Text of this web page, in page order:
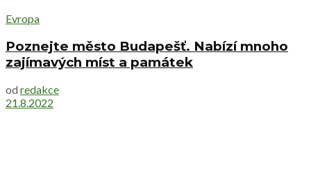
Evropa
Poznejte město Budapešť. Nabízí mnoho
zajímavých míst a památek
od redakce
21.8.2022